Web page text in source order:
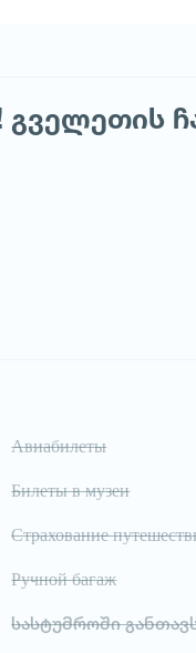
Авиабилеты
Билеты в музеи
Страхование
Ручной багаж
სასტუმროში